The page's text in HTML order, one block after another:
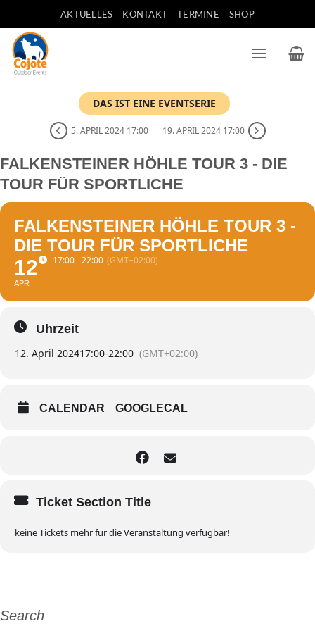
Inhalt
springen
AKTUELLES KONTAKT TERMINE SHOP
DAS IST EINE EVENTSERIE
5. APRIL 2024 17:00 19. APRIL 2024 17:00
FALKENSTEINER HÖHLE TOUR 3 - DIE
TOUR FÜR SPORTLICHE
FALKENSTEINER HÖHLE TOUR 3 -
DIE TOUR FÜR SPORTLICHE
12
APR
17:00 - 22:00 (GMT+02:00)
Uhrzeit
12. April 202417:00-22:00 (GMT+02:00)
CALENDAR GOOGLECAL
Ticket Section Title
keine Tickets mehr für die Veranstaltung verfügbar!
Search